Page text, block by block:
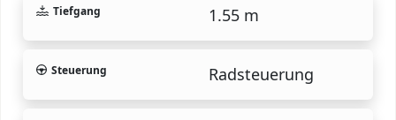
Tiefgang 1.55 m
Steuerung Radsteuerung